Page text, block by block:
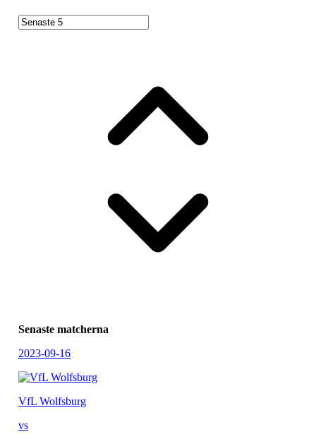
Senaste matcherna
2023-09-16
VfL Wolfsburg
vs